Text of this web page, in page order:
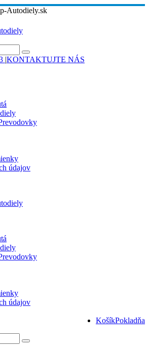
Autodiely.sk
|KONTAKTUJTE NÁS
údajov
údajov
KošíkPokladňa